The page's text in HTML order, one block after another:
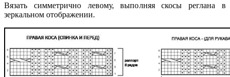
Вязать симметрично левому, выполняя скосы реглана в
зеркальном отображении.